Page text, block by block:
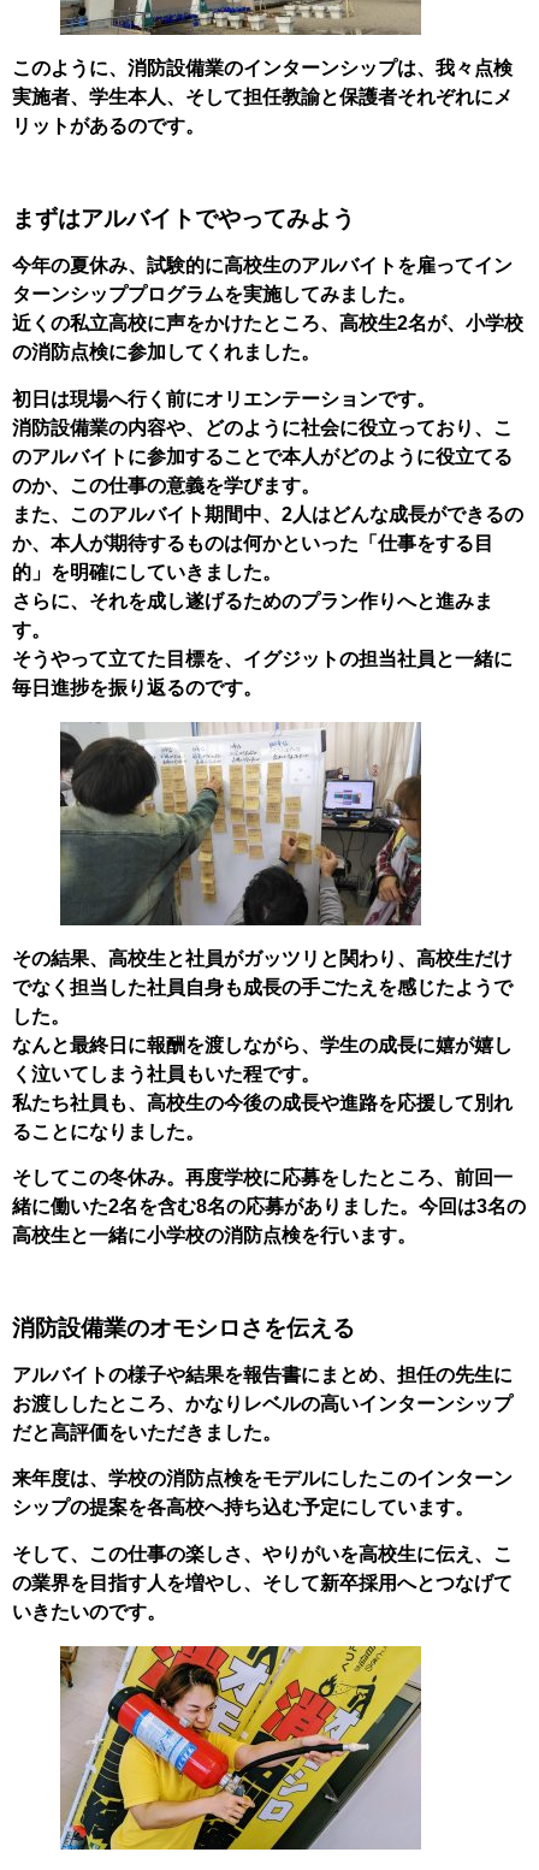
このように、消防設備業のインターンシップは、我々点検
実施者、学生本人、そして担任教諭と保護者それぞれにメ
リットがあるのです。
まずはアルバイトでやってみよう
今年の夏休み、試験的に高校生のアルバイトを雇ってイン
ターンシッププログラムを実施してみました。
近くの私立高校に声をかけたところ、高校生2名が、小学校
の消防点検に参加してくれました。
初日は現場へ行く前にオリエンテーションです。
消防設備業の内容や、どのように社会に役立っており、こ
のアルバイトに参加することで本人がどのように役立てる
のか、この仕事の意義を学びます。
また、このアルバイト期間中、2人はどんな成長ができるの
か、本人が期待するものは何かといった「仕事をする目
的」を明確にしていきました。
さらに、それを成し遂げるためのプラン作りへと進みま
す。
そうやって立てた目標を、イグジットの担当社員と一緒に
毎日進捗を振り返るのです。
その結果、高校生と社員がガッツリと関わり、高校生だけ
でなく担当した社員自身も成長の手ごたえを感じたようで
した。
なんと最終日に報酬を渡しながら、学生の成長に嬉が嬉し
く泣いてしまう社員もいた程です。
私たち社員も、高校生の今後の成長や進路を応援して別れ
ることになりました。
そしてこの冬休み。再度学校に応募をしたところ、前回一
緒に働いた2名を含む8名の応募がありました。今回は3名の
高校生と一緒に小学校の消防点検を行います。
消防設備業のオモシロさを伝える
アルバイトの様子や結果を報告書にまとめ、担任の先生に
お渡ししたところ、かなりレベルの高いインターンシップ
だと高評価をいただきました。
来年度は、学校の消防点検をモデルにしたこのインターン
シップの提案を各高校へ持ち込む予定にしています。
そして、この仕事の楽しさ、やりがいを高校生に伝え、こ
の業界を目指す人を増やし、そして新卒採用へとつなげて
いきたいのです。